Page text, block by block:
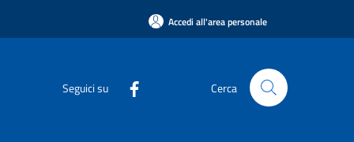
Accedi all'area personale
Seguici su Cerca